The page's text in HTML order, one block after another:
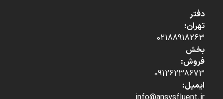
دفتر
تهران:
02188918263
بخش
فروش:
09126238673
ایمیل: